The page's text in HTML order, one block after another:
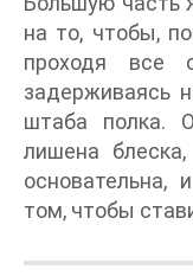
на то, чтобы,
проходя все
задерживаясь
штаба полка.
лишена
основательна,
том, чтобы